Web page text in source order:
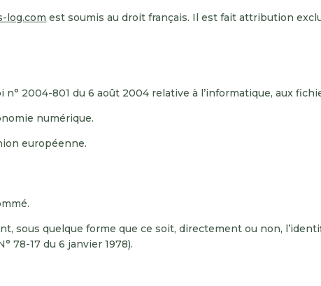
log.com est soumis au droit français. Il est fait attribution
2004-801 du 6 août 2004 relative à l’informatique, aux
numérique.
européenne.
sous quelque forme que ce soit, directement ou non,
78-17 du 6 janvier 1978).